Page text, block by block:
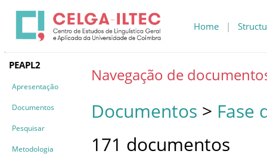
Home |
PEAPL2
Apresentação
Documentos
Pesquisar
Metodologia
Navegação de
Documentos > Fase
171 documentos